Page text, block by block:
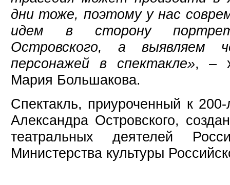
дни тоже, поэтому у нас
идем в сторону
Островского, а выявляем
персонажей в спектакле», –
Мария Большакова.
Спектакль, приуроченный к
Александра Островского,
театральных деятелей
Министерства культуры